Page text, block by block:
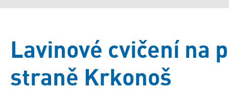
Lavinové cvičení na
straně Krkonoš